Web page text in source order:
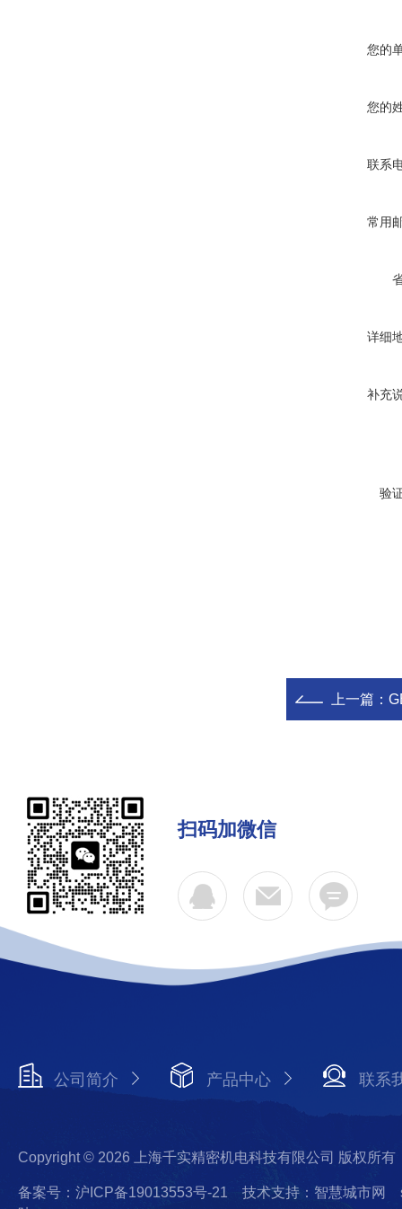
您的
您的
联系
常用
详细
补充
验
上一篇：
扫码加微信
公司简介 产品中心 联系
Copyright © 2026 上海千实精密机电科技有限公司 版权所有
备案号：沪ICP备19013553号-21 技术支持：智慧城市网